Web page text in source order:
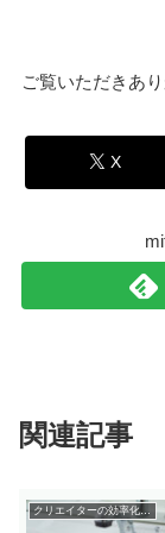
ご覧いただきあ
X
関連記事
クリエイターの効率化・集中力